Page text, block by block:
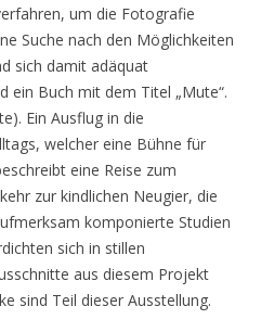
um die Fotografie
Suche nach den Möglichkeiten
sich damit adäquat
ein Buch mit dem Titel „Mute“.
Ein Ausflug in die
welcher eine Bühne für
eine Reise zum
zur kindlichen Neugier, die
komponierte Studien
sich in stillen
aus diesem Projekt
sind Teil dieser Ausstellung.